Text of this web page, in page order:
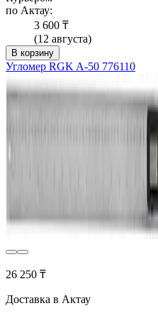
по Актау:
3 600 ₸
(12 августа)
В корзину
Угломер RGK A-50 776110
26 250 ₸
Доставка в Актау